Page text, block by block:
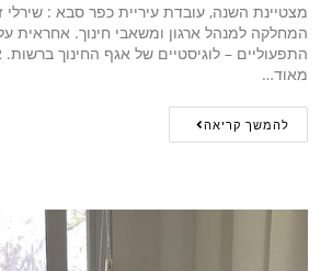
מצטיינת השנה, עובדת עיריית כפר סבא : שירלי
המחלקה למנהל ארגון ומשאבי חינוך. אחראית
התפעוליים – לוגיסטיים של אגף החינוך
מאוד…
להמשך קריאה